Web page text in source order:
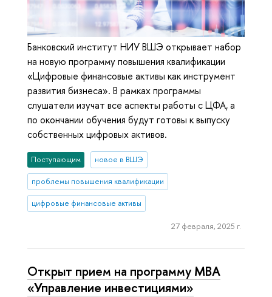
Банковский институт НИУ ВШЭ открывает набор
на новую программу повышения квалификации
«Цифровые финансовые активы как инструмент
развития бизнеса». В рамках программы
слушатели изучат все аспекты работы с ЦФА, а
по окончании обучения будут готовы к выпуску
собственных цифровых активов.
Поступающим новое в ВШЭ
проблемы повышения квалификации
цифровые финансовые активы
27 февраля, 2025 г.
Открыт прием на программу МВА
«Управление инвестициями»